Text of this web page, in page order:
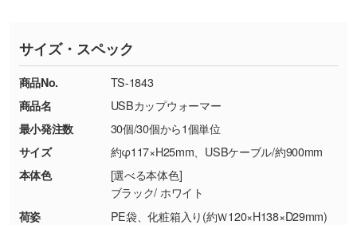
す。→詳しく見る
・コーポレートカラーを使って印刷したい／印
刷色にこだわりがある
DIC・PANTONEなどのカラーチップの指定や、
現物支給による色指定も承っております。→詳
しく見る
・背景がある画像からキャラクター部分だけを
※詳しくは「商品の良品基準について
ください。
【返品・交換ができない場合】
・お客様の元で商品を加工された場合、または
商品が破損した場合
・商品到着後7日以上経過している場合
・お客様のご都合による返品・交換依頼(商
品・色・数量などの注文間違い等)
TEL：0422-29-9911 営業時間10:00～
18:00(土日祝日除く)
お問い合わせフォームはこちら
サイズ・スペック
商品No.
TS-1843
商品名
USBカップウォーマー
最小発注数
30個/30個から1個単位
サイズ
約φ117×H25mm、USBケーブル/約900mm
本体色
[選べる本体色]
ブラック/ ホワイト
荷姿
PE袋、化粧箱入り(約Ｗ120×H138×D29mm)